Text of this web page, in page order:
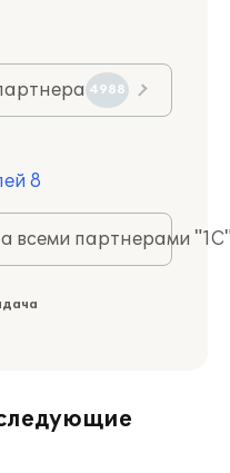
4988
8
всеми партнерами